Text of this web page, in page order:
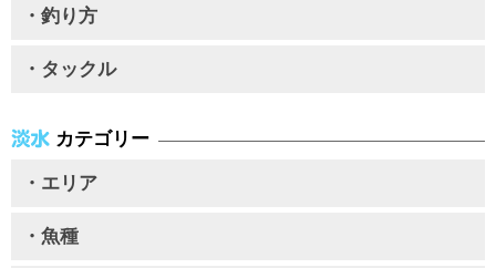
・釣り方
・タックル
カテゴリー
・エリア
・魚種